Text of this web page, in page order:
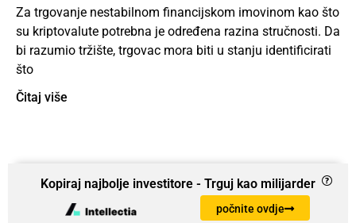
Za trgovanje nestabilnom financijskom imovinom kao što
su kriptovalute potrebna je određena razina stručnosti. Da
bi razumio tržište, trgovac mora biti u stanju identificirati
što
Čitaj više
Kopiraj najbolje investitore - Trguj kao milijarder
počnite ovdje